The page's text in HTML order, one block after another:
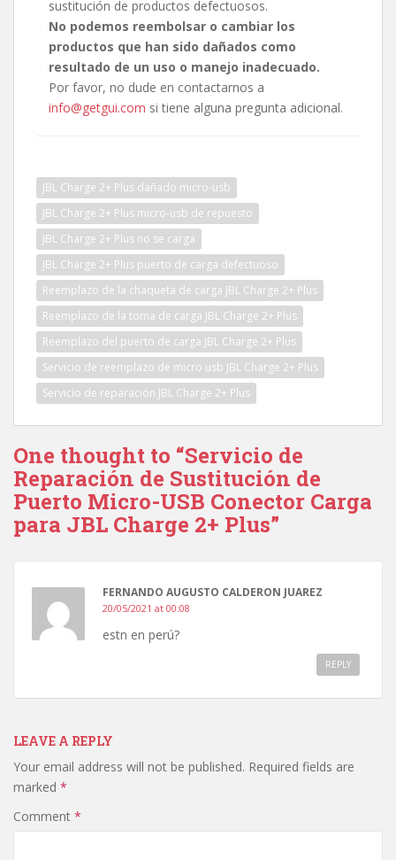
sustitución de productos defectuosos.
No podemos reembolsar o cambiar los
productos que han sido dañados como
resultado de un uso o manejo inadecuado.
Por favor, no dude en contactarnos a
info@getgui.com si tiene alguna pregunta adicional.
JBL Charge 2+ Plus dañado micro-usb
JBL Charge 2+ Plus micro-usb de repuesto
JBL Charge 2+ Plus no se carga
JBL Charge 2+ Plus puerto de carga defectuoso
Reemplazo de la chaqueta de carga JBL Charge 2+ Plus
Reemplazo de la toma de carga JBL Charge 2+ Plus
Reemplazo del puerto de carga JBL Charge 2+ Plus
Servicio de reemplazo de micro usb JBL Charge 2+ Plus
Servicio de reparación JBL Charge 2+ Plus
One thought to “Servicio de
Reparación de Sustitución de
Puerto Micro-USB Conector Carga
para JBL Charge 2+ Plus”
FERNANDO AUGUSTO CALDERON JUAREZ
20/05/2021 at 00:08
estn en perú?
REPLY
LEAVE A REPLY
Your email address will not be published. Required fields are
marked *
Comment *